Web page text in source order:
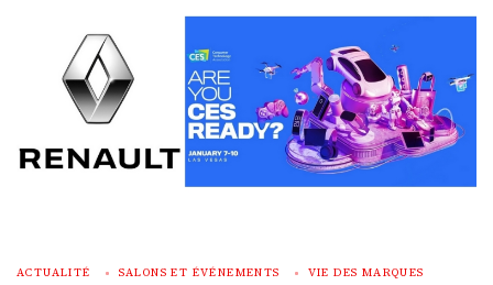
ACTUALITÉ SALONS ET ÉVÉNEMENTS VIE DES MARQUES